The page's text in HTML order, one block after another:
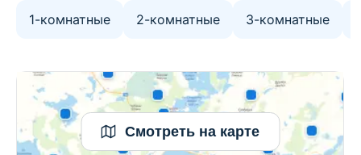
1-комнатные 2-комнатные 3-комнатные
Смотреть на карте